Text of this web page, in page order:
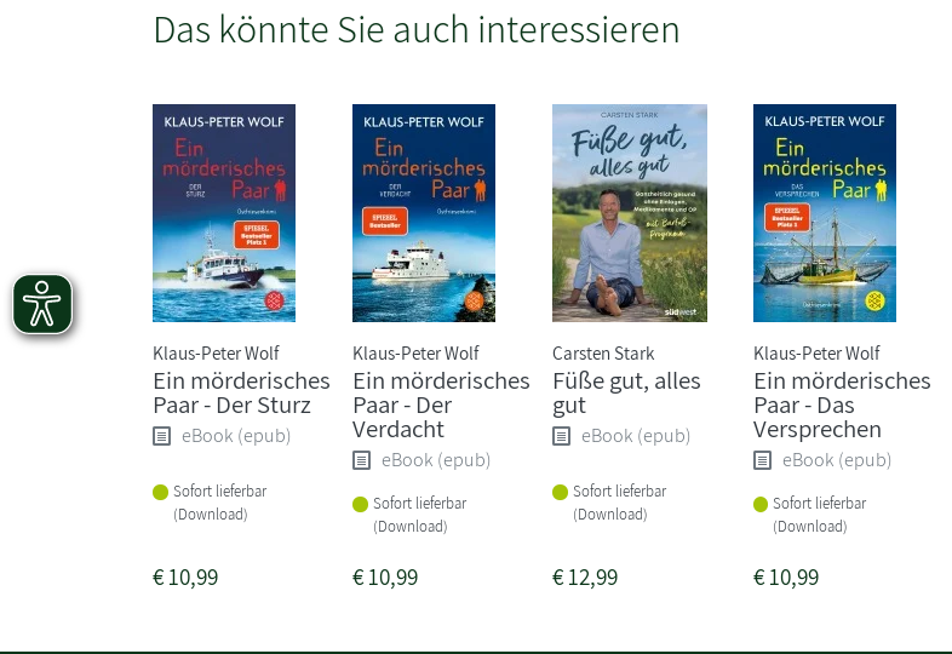
Das könnte Sie auch interessieren
Klaus-Peter Wolf
Ein mörderisches
Paar - Der Sturz
eBook (epub)
Sofort lieferbar
(Download)
€10,99
Klaus-Peter Wolf
Ein mörderisches
Paar - Der
Verdacht
eBook (epub)
Sofort lieferbar
(Download)
€10,99
Carsten Stark
Füße gut, alles
gut
eBook (epub)
Sofort lieferbar
(Download)
€12,99
Klaus-Peter Wolf
Ein mörderisches
Paar - Das
Versprechen
eBook (epub)
Sofort lieferbar
(Download)
€10,99